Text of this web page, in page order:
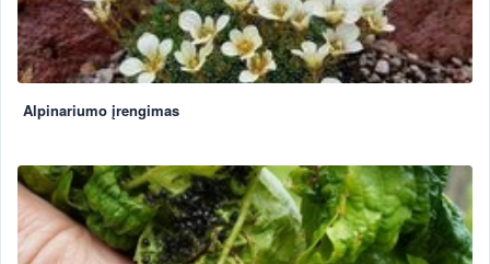
Alpinariumo įrengimas